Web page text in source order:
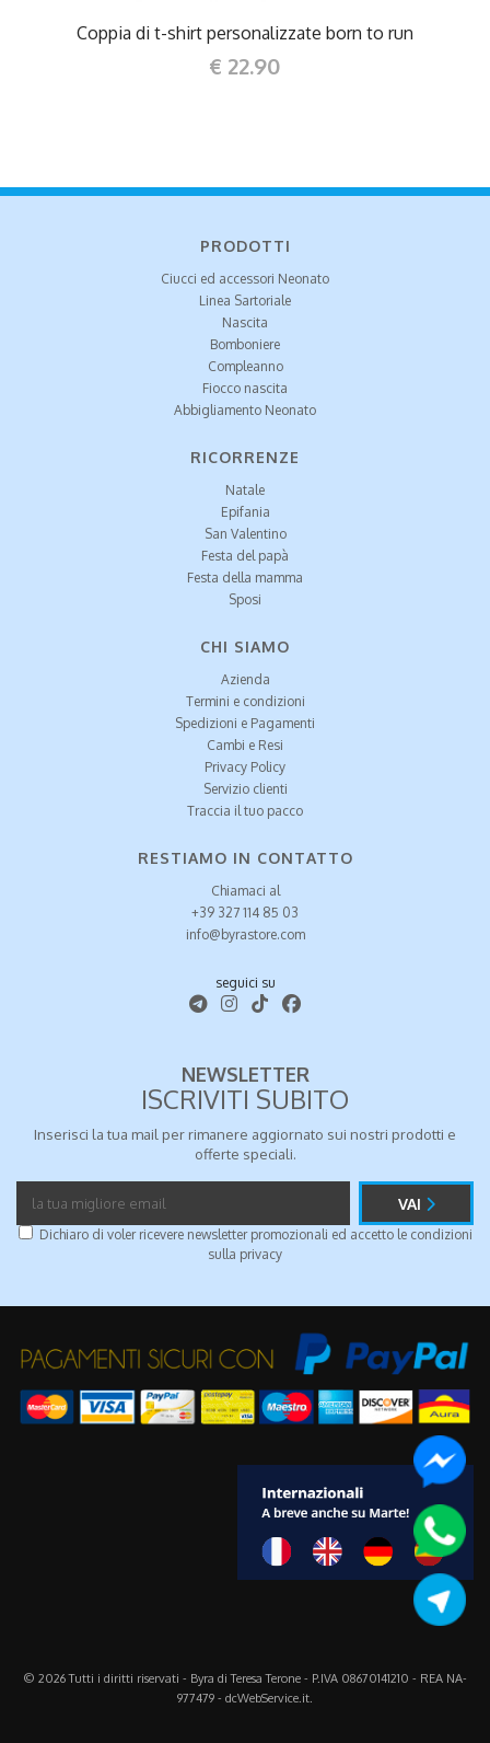
Coppia di t-shirt personalizzate born to run
€ 22.90
PRODOTTI
Ciucci ed accessori Neonato
Linea Sartoriale
Nascita
Bomboniere
Compleanno
Fiocco nascita
Abbigliamento Neonato
RICORRENZE
Natale
Epifania
San Valentino
Festa del papà
Festa della mamma
Sposi
CHI SIAMO
Azienda
Termini e condizioni
Spedizioni e Pagamenti
Cambi e Resi
Privacy Policy
Servizio clienti
Traccia il tuo pacco
RESTIAMO IN CONTATTO
Chiamaci al
+39 327 114 85 03
info@byrastore.com
seguici su
NEWSLETTER
ISCRIVITI SUBITO
Inserisci la tua mail per rimanere aggiornato sui nostri prodotti e
offerte speciali.
VAI
Dichiaro di voler ricevere newsletter promozionali ed accetto le condizioni
sulla privacy
© 2026 Tutti i diritti riservati - Byra di Teresa Terone - P.IVA 08670141210 - REA NA-
977479 - dcWebService.it.